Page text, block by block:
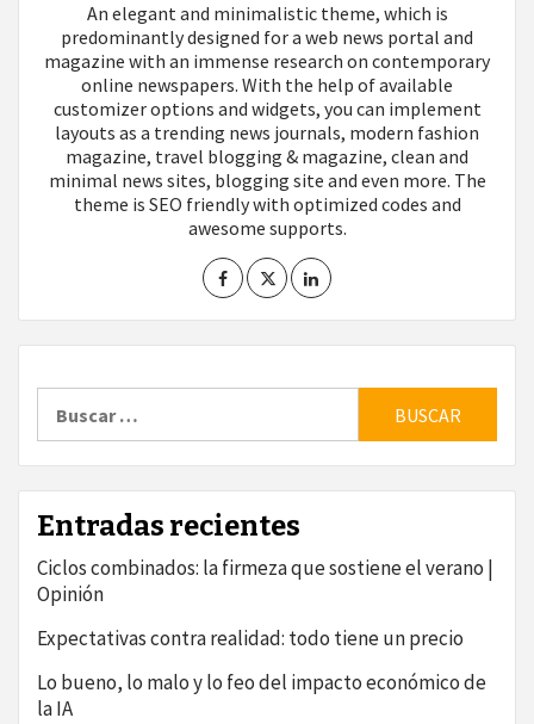
An elegant and minimalistic theme, which is
predominantly designed for a web news portal and
magazine with an immense research on contemporary
online newspapers. With the help of available
customizer options and widgets, you can implement
layouts as a trending news journals, modern fashion
magazine, travel blogging & magazine, clean and
minimal news sites, blogging site and even more. The
theme is SEO friendly with optimized codes and
awesome supports.
Entradas recientes
Ciclos combinados: la firmeza que sostiene el verano |
Opinión
Expectativas contra realidad: todo tiene un precio
Lo bueno, lo malo y lo feo del impacto económico de
la IA